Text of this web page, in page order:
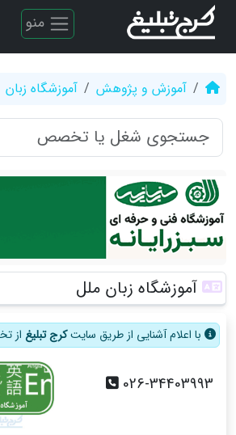
منو
آموزش و پژوهش آموزشگاه زبان
آموزشگاه زبان ملل
با اعلام آشنایی از طریق سایتکرج تبلیغ از
026-34403993